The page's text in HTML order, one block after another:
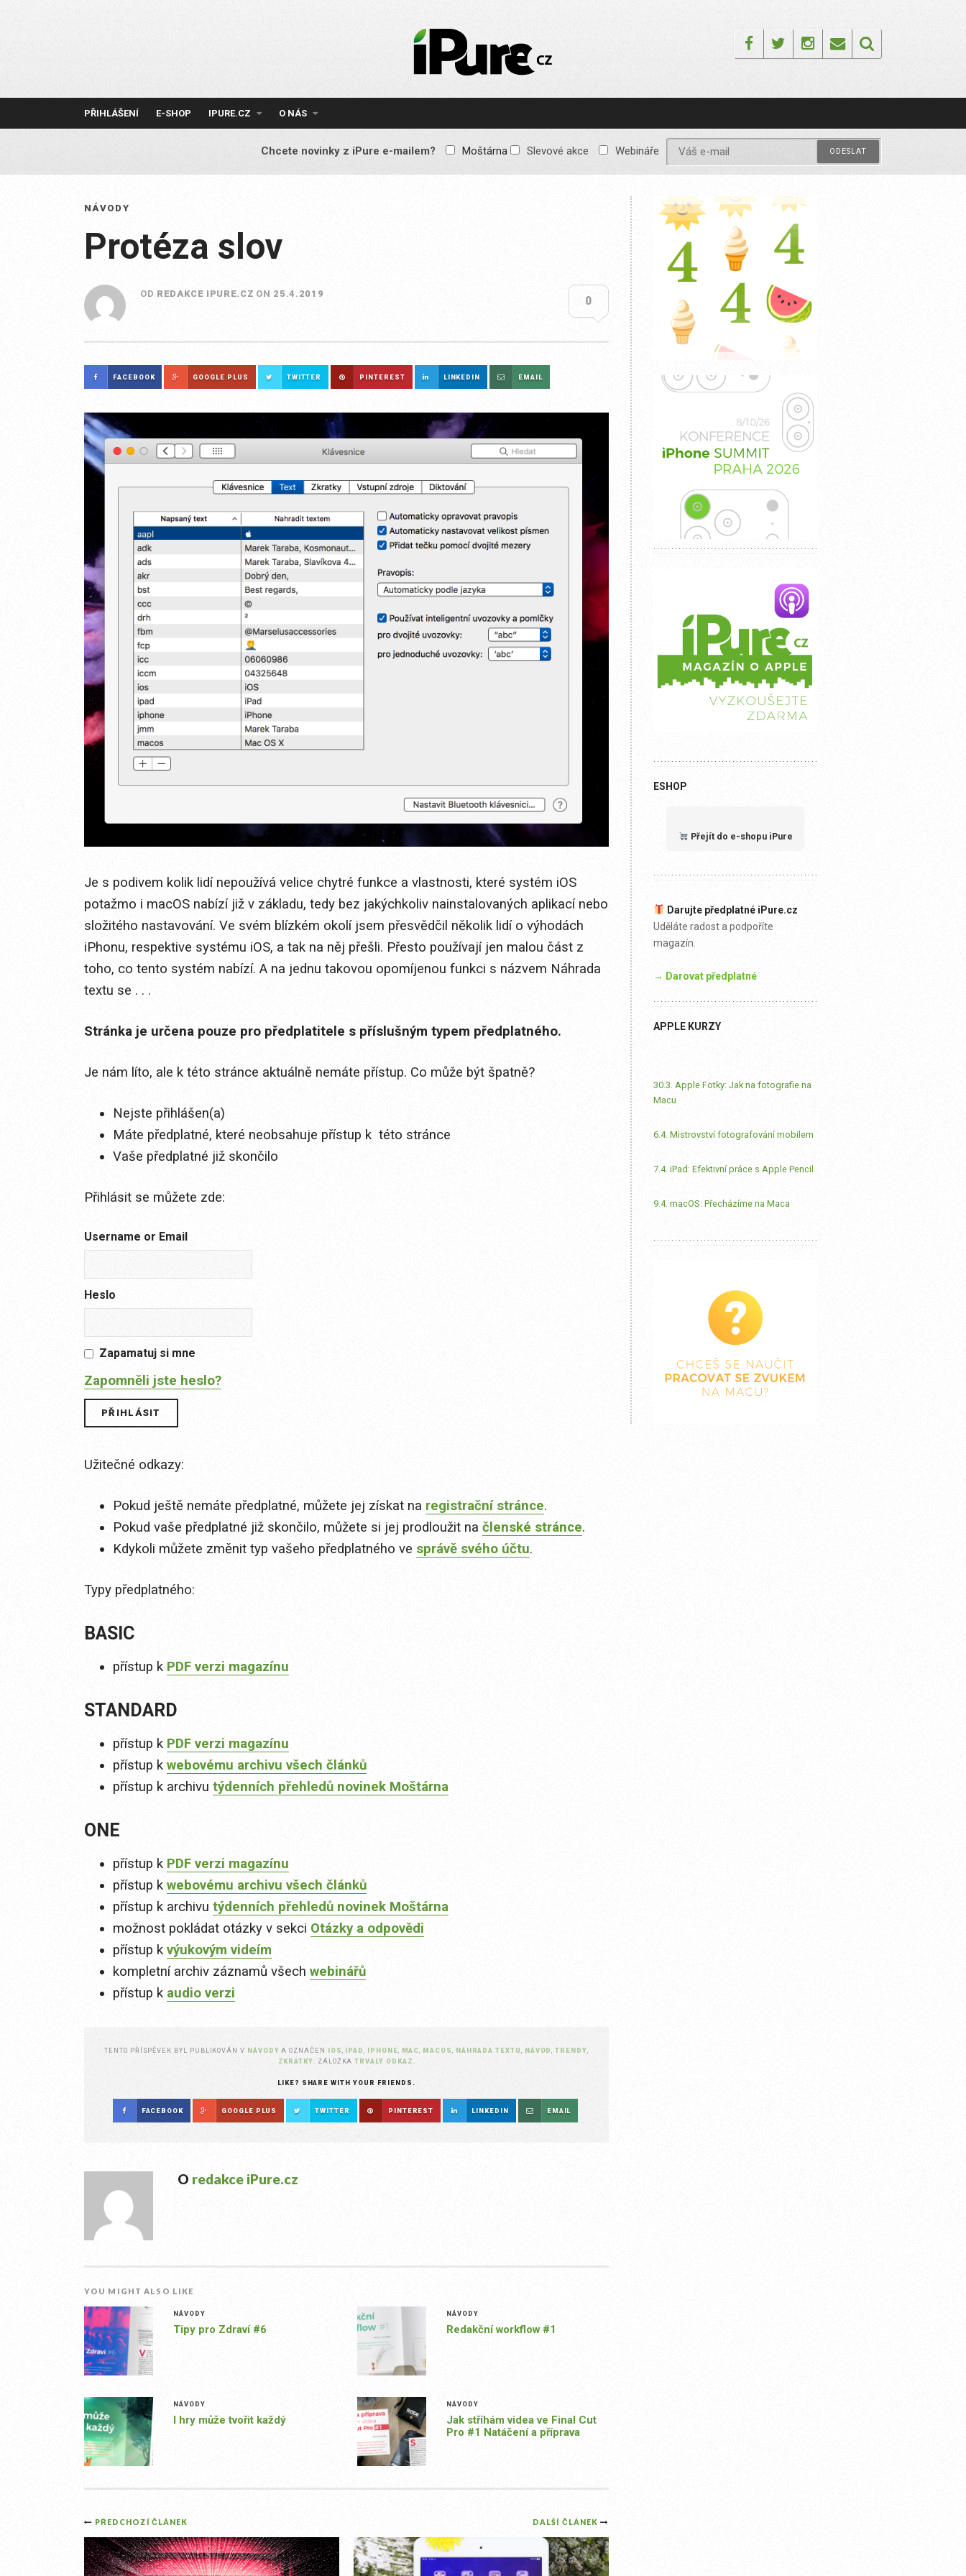
IPURE.CZ
Prémiový Apple e-
reklamy, žádné
obsah pro všechny
FacebookTwitterInstagram
Email
PŘIHLÁŠENÍ E-SHOP IPURE.CZ O NÁS
Chcete novinky z iPure e-mailem? Moštárna Slevové akce Webináře
NÁVODY
Protéza slov
OD REDAKCE IPURE.CZ ON 25.4.2019
0
FACEBOOK GOOGLE PLUS TWITTER PINTEREST LINKEDIN EMAIL
Je s podivem kolik lidí nepoužívá velice chytré funkce a vlastnosti, které systém iOS
potažmo i macOS nabízí již v základu, tedy bez jakýchkoliv nainstalovaných aplikací nebo
složitého nastavování. Ve svém blízkém okolí jsem přesvědčil několik lidí o výhodách
iPhonu, respektive systému iOS, a tak na něj přešli. Přesto používají jen malou část z
toho, co tento systém nabízí. A na jednu takovou opomíjenou funkci s názvem Náhrada
textu se . . .
Stránka je určena pouze pro předplatitele s příslušným typem předplatného.
Je nám líto, ale k této stránce aktuálně nemáte přístup. Co může být špatně?
Nejste přihlášen(a)
Máte předplatné, které neobsahuje přístup k této stránce
Vaše předplatné již skončilo
Přihlásit se můžete zde:
Username or Email
Heslo
Zapamatuj si mne
Zapomněli jste heslo?
Užitečné odkazy:
Pokud ještě nemáte předplatné, můžete jej získat na registrační stránce.
Pokud vaše předplatné již skončilo, můžete si jej prodloužit na členské stránce.
Kdykoli můžete změnit typ vašeho předplatného ve správě svého účtu.
Typy předplatného:
BASIC
přístup k PDF verzi magazínu
STANDARD
přístup k PDF verzi magazínu
přístup k webovému archivu všech článků
přístup k archivu týdenních přehledů novinek Moštárna
ONE
přístup k PDF verzi magazínu
přístup k webovému archivu všech článků
přístup k archivu týdenních přehledů novinek Moštárna
možnost pokládat otázky v sekci Otázky a odpovědi
přístup k výukovým videím
kompletní archiv záznamů všech webinářů
přístup k audio verzi
TENTO PŘÍSPĚVEK BYL PUBLIKOVÁN V NÁVODY A OZNAČEN IOS, IPAD, IPHONE, MAC, MACOS, NÁHRADA TEXTU, NÁVOD,TRENDY,
ZKRATKY. ZÁLOŽKATRVALÝ ODKAZ .
LIKE? SHARE WITH YOUR FRIENDS.
FACEBOOK GOOGLE PLUS TWITTER PINTEREST LINKEDIN EMAIL
O redakce iPure.cz
YOU MIGHT ALSO LIKE
NÁVODY
Tipy pro Zdraví #6
NÁVODY
Redakční workflow #1
NÁVODY
I hry může tvořit každý
NÁVODY
Jak stříhám videa ve Final Cut
Pro #1 Natáčení a příprava
Post
navigation
DALŠÍ ČLÁNEK
PŘEDCHOZÍ ČLÁNEK
ESHOP
Přejít do e-shopu iPure
Darujte předplatné iPure.cz
Uděláte radost a podpoříte
magazín.
→ Darovat předplatné
APPLE KURZY
30.3. Apple Fotky: Jak na fotografie na
Macu
6.4. Mistrovství fotografování mobilem
7.4. iPad: Efektivní práce s Apple Pencil
9.4. macOS: Přecházíme na Maca